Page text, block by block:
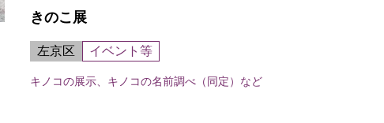
きのこ展
左京区 イベント等
キノコの展示、キノコの名前調べ（同定）など